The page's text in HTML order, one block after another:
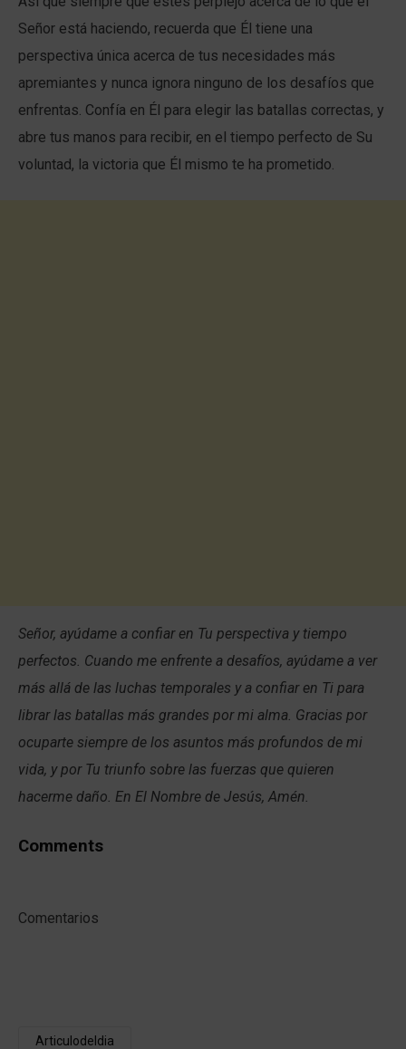
Señor está haciendo, recuerda que Él tiene una
perspectiva única acerca de tus necesidades más
apremiantes y nunca ignora ninguno de los desafíos que
enfrentas. Confía en Él para elegir las batallas correctas, y
abre tus manos para recibir, en el tiempo perfecto de Su
voluntad, la victoria que Él mismo te ha prometido.
Señor, ayúdame a confiar en Tu perspectiva y tiempo
perfectos. Cuando me enfrente a desafíos, ayúdame a ver
más allá de las luchas temporales y a confiar en Ti para
librar las batallas más grandes por mi alma. Gracias por
ocuparte siempre de los asuntos más profundos de mi
vida, y por Tu triunfo sobre las fuerzas que quieren
hacerme daño. En El Nombre de Jesús, Amén.
Comments
Comentarios
Articulodeldia